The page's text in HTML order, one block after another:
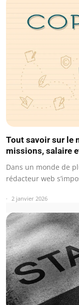
Tout savoir sur le
missions, salaire
Dans un monde de
rédacteur web
2 janvier 2026